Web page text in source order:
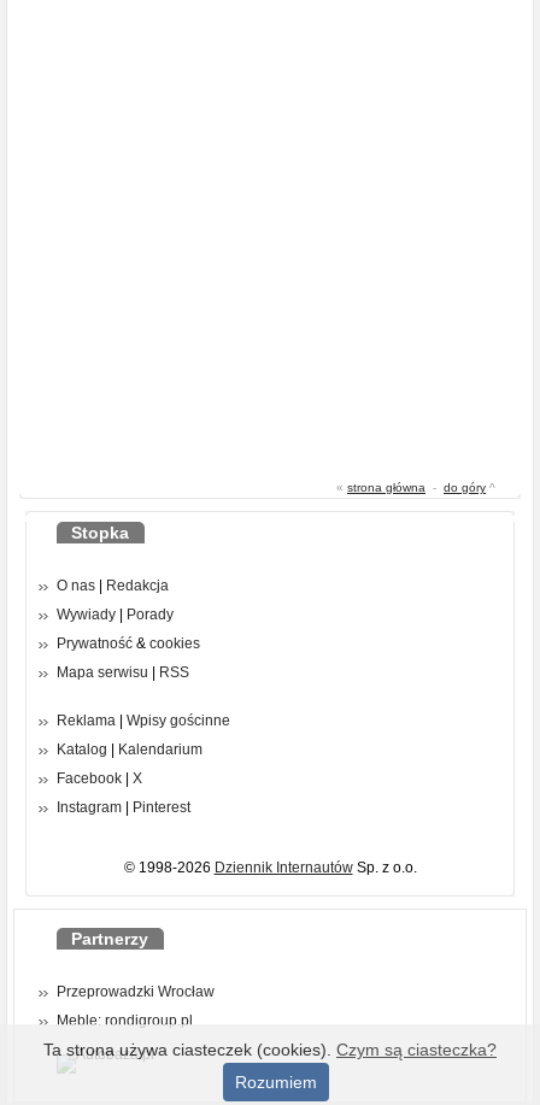
« strona główna - do góry ^
Stopka
O nas
Redakcja
Wywiady
Porady
Prywatność & cookies
Mapa serwisu
RSS
Reklama
Wpisy gościnne
Katalog
Kalendarium
Facebook
X
Instagram
Pinterest
© 1998-2026 Dziennik InternautówSp. z o.o.
Partnerzy
Przeprowadzki Wrocław
Meble: rondigroup.pl
Ta strona używa ciasteczek (cookies). Czym są ciasteczka?
Rozumiem